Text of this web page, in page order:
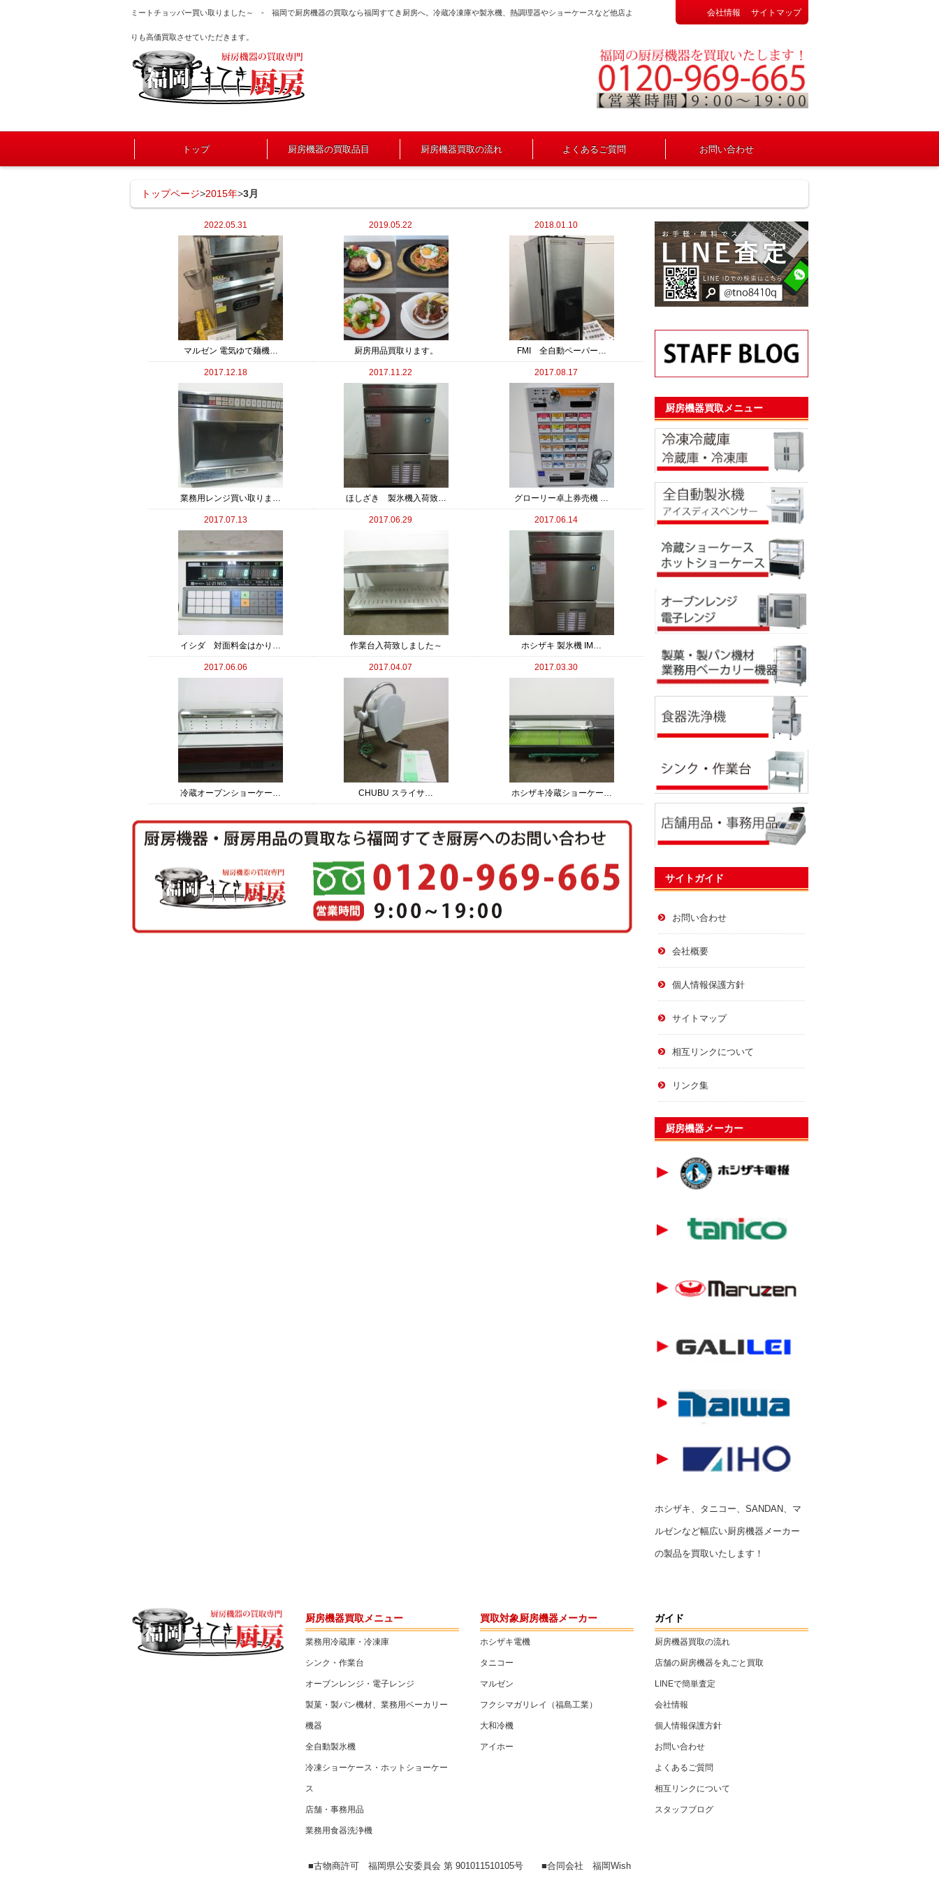
ミートチョッパー買い取りました～ - 福岡で厨房機器の買取なら福岡すてき厨房へ。冷蔵冷凍庫や製氷機、熱調理器やショーケースなど他店よ
りも高価買取させていただきます。
会社情報 サイトマップ
トップ 厨房機器の買取品目 厨房機器買取の流れ よくあるご質問 お問い合わせ
トップページ>2015年>3月
2022.05.31
マルゼン 電気ゆで麺機…
2019.05.22
厨房用品買取ります。
2018.01.10
FMI 全自動ペーパー…
2017.12.18
業務用レンジ買い取りま…
2017.11.22
ほしざき 製氷機入荷致…
2017.08.17
グローリー卓上券売機 …
2017.07.13
イシダ 対面料金はかり…
2017.06.29
作業台入荷致しました～
2017.06.14
ホシザキ 製氷機 IM…
2017.06.06
冷蔵オープンショーケー…
2017.04.07
CHUBU スライサ…
2017.03.30
ホシザキ冷蔵ショーケー…
厨房機器買取メニュー
サイトガイド
お問い合わせ
会社概要
個人情報保護方針
サイトマップ
相互リンクについて
リンク集
厨房機器メーカー
ホシザキ、タニコー、SANDAN、マ
ルゼンなど幅広い厨房機器メーカー
の製品を買取いたします！
厨房機器買取メニュー
業務用冷蔵庫・冷凍庫
シンク・作業台
オーブンレンジ・電子レンジ
製菓・製パン機材、業務用ベーカリー
機器
全自動製氷機
冷凍ショーケース・ホットショーケー
ス
店舗・事務用品
業務用食器洗浄機
買取対象厨房機器メーカー
ホシザキ電機
タニコー
マルゼン
フクシマガリレイ（福島工業）
大和冷機
アイホー
ガイド
厨房機器買取の流れ
店舗の厨房機器を丸ごと買取
LINEで簡単査定
会社情報
個人情報保護方針
お問い合わせ
よくあるご質問
相互リンクについて
スタッフブログ
■古物商許可 福岡県公安委員会 第 901011510105号 ■合同会社 福岡Wish